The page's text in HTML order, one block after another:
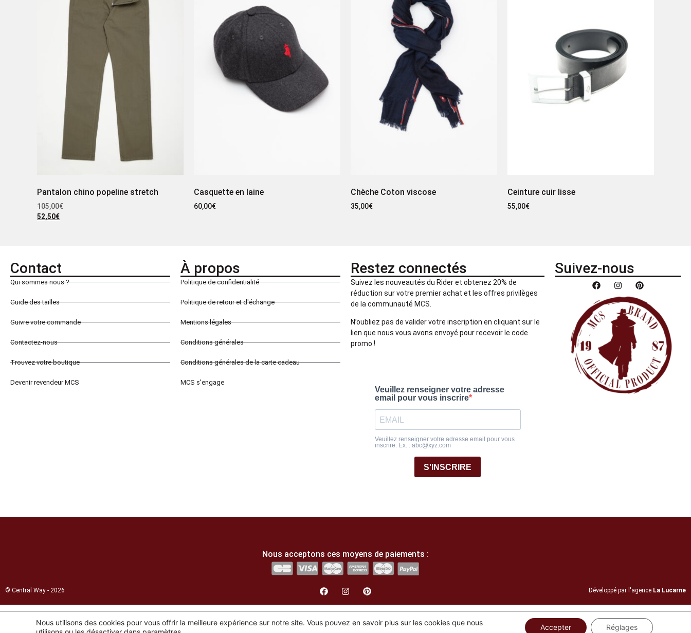
Pantalon chino popeline stretch
105,00€
52,50€
Casquette en laine
60,00€
Chèche Coton viscose
35,00€
Ceinture cuir lisse
55,00€
Contact
Qui sommes nous ?
Guide des tailles
Suivre votre commande
Contactez-nous
Trouvez votre boutique
Devenir revendeur MCS
À propos
Politique de confidentialité
Politique de retour et d'échange
Mentions légales
Conditions générales
Conditions générales de la carte cadeau
MCS s'engage
Restez connectés
Suivez les nouveautés du Rider et obtenez 20% de
réduction sur votre premier achat et les offres privilèges
de la communauté MCS.
N’oubliez pas de valider votre inscription en cliquant sur le
lien que nous vous avons envoyé pour recevoir le code
promo !
Veuillez renseigner votre adresse
email pour vous inscrire
Veuillez renseigner votre adresse email pour vous
inscrire. Ex. : abc@xyz.com
S'INSCRIRE
Suivez-nous
Nous acceptons ces moyens de paiements :
© Central Way - 2026 Développé par l'agence La Lucarne
Nous utilisons des cookies pour vous offrir la meilleure expérience sur notre site. Vous pouvez en savoir plus sur les cookies que nous
Accepter Réglages